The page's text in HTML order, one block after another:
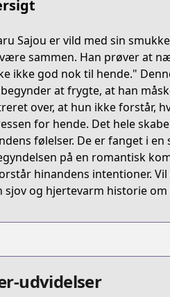
4397-95f1-15df8b017488
danshi-wa-genjitsu-
Sajou er vild med sin
sammen. Han prøver at
ikke god nok til hende."
at frygte, at han
over, at hun ikke forstår,
for hende. Det hele
følelser. De er fanget i
på en romantisk
hinandens intentioner.
sjov og hjertevarm historie
udvidelser